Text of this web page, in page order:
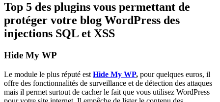
Top 5 des plugins vous permettant de
protéger votre blog WordPress des
injections SQL et XSS
Hide My WP
Le module le plus réputé est Hide My WP, pour quelques euros, il
offre des fonctionnalités de surveillance et de détection des attaques
mais il permet surtout de cacher le fait que vous utilisez WordPress